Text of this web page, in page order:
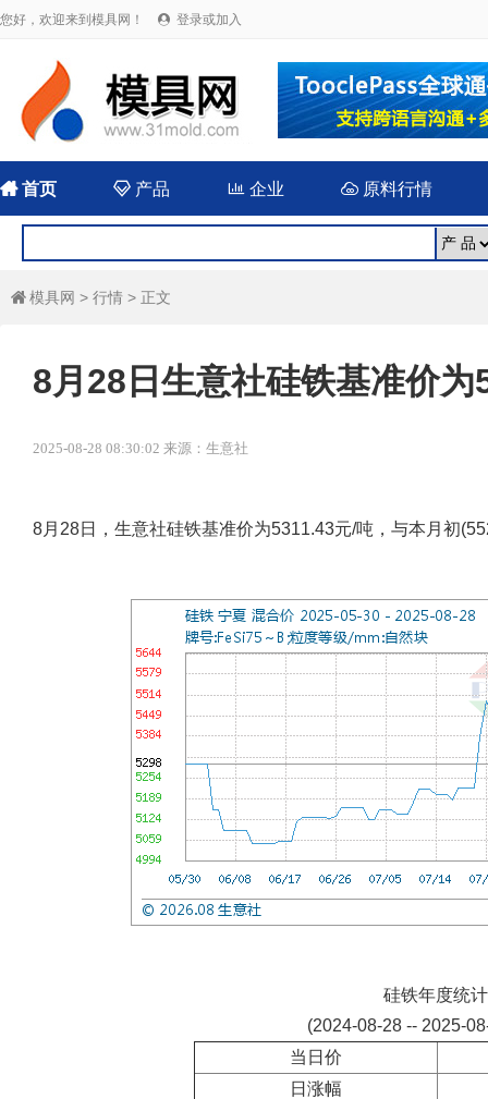
您好，欢迎来到模具网！  登录或加入
首页  产品 企业 原料行情
 模具网 > 行情 > 正文
8月28日生意社硅铁基准价
2025-08-28 08:30:02 来源：生意社
8月28日，生意社硅铁基准价为5311.43元/吨，与本月初
硅铁年度统计
(2024-08-28 -- 2025-
当日价
日涨幅